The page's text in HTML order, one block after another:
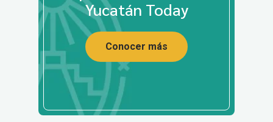
Yucatán Today
Conocer más